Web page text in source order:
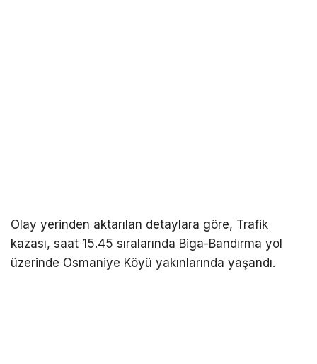
Olay yerinden aktarılan detaylara göre, Trafik
kazası, saat 15.45 sıralarında Biga-Bandırma yol
üzerinde Osmaniye Köyü yakınlarında yaşandı.